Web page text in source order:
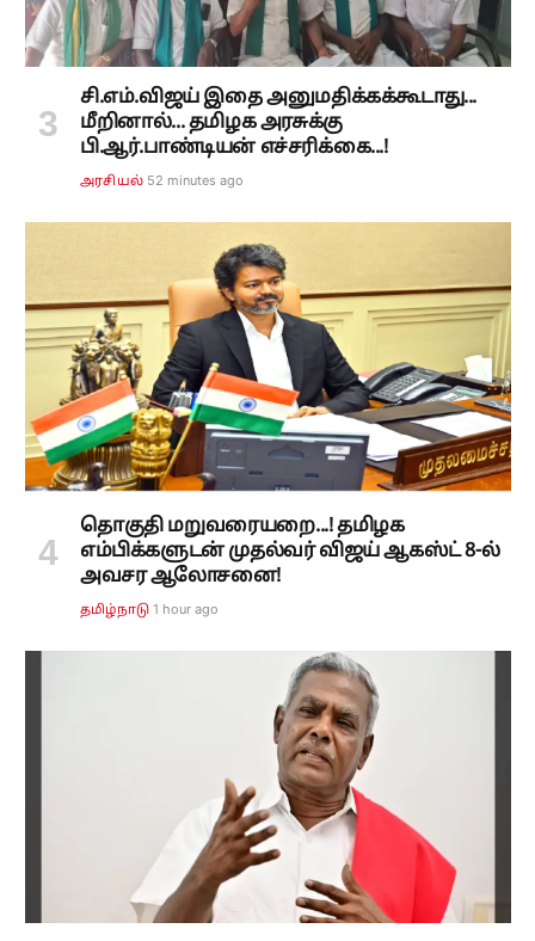
சி.எம்.விஜய் இதை அனுமதிக்கக்கூடாது...
மீறினால்... தமிழக அரசுக்கு
பி.ஆர்.பாண்டியன் எச்சரிக்கை...!
அரசியல் 52 minutes ago
தொகுதி மறுவரையறை...! தமிழக
எம்பிக்களுடன் முதல்வர் விஜய் ஆகஸ்ட் 8-ல்
அவசர ஆலோசனை!
தமிழ்நாடு 1 hour ago